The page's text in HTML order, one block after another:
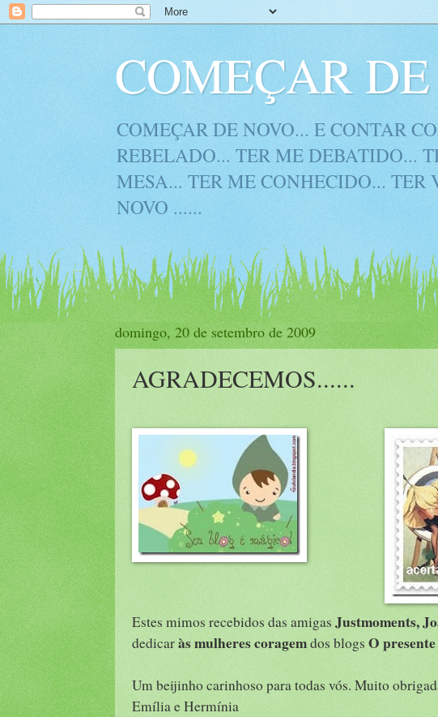
COMEÇAR
COMEÇAR DE NOVO... E CONTAR
REBELADO... TER ME DEBATIDO...
MESA... TER ME CONHECIDO... TER
NOVO ......
domingo, 20 de setembro de 2009
AGRADECEMOS......
Estes mimos recebidos das amigas Justmoments,
dedicaràs mulheres coragemdos blogs O
Um beijinho carinhoso para todas vós. Muito
Emília e Hermínia